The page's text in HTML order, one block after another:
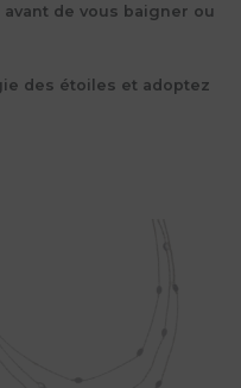
de vous baigner ou
des étoiles et adoptez